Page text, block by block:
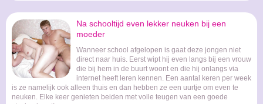
Na schooltijd even lekker neuken bij een
moeder
Wanneer school afgelopen is gaat deze jongen niet
direct naar huis. Eerst wipt hij even langs bij een vrouw
die bij hem in de buurt woont en die hij onlangs via
internet heeft leren kennen. Een aantal keren per week
is ze namelijk ook alleen thuis en dan hebben ze een uurtje om even te
neuken. Elke keer genieten beiden met volle teugen van een goede